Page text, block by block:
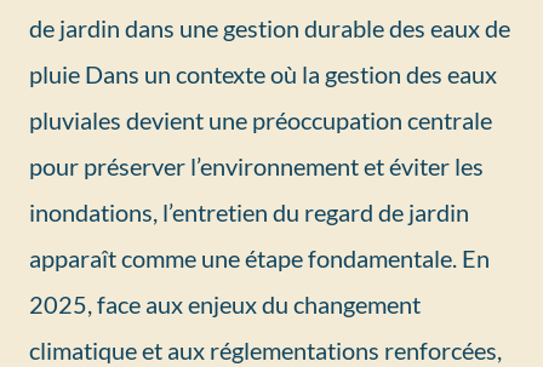
de jardin dans une gestion durable des eaux de
pluie Dans un contexte où la gestion des eaux
pluviales devient une préoccupation centrale
pour préserver l’environnement et éviter les
inondations, l’entretien du regard de jardin
apparaît comme une étape fondamentale. En
2025, face aux enjeux du changement
climatique et aux réglementations renforcées,